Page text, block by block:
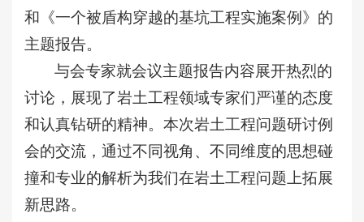
和《一个被盾构穿越的基坑工程实施案例》的
主题报告。
与会专家就会议主题报告内容展开热烈的
讨论，展现了岩土工程领域专家们严谨的态度
和认真钻研的精神。本次岩土工程问题研讨例
会的交流，通过不同视角、不同维度的思想碰
撞和专业的解析为我们在岩土工程问题上拓展
新思路。